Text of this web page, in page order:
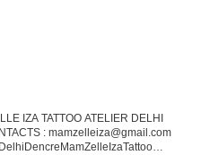
IZA TATTOO ATELIER DELHI
: mamzelleiza@gmail.com